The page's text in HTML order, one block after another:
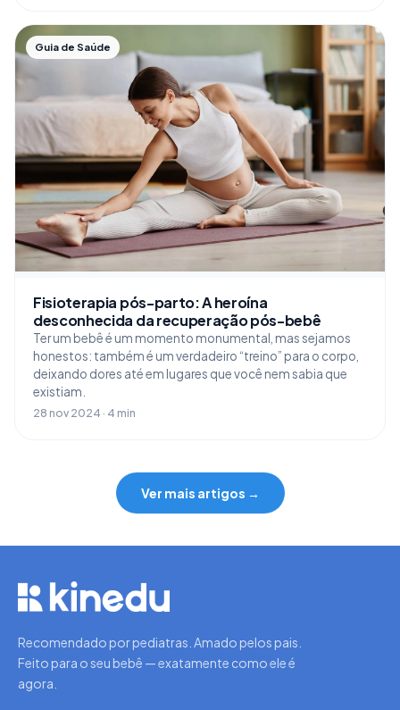
Guia de Saúde
Fisioterapia pós-parto: A heroína
desconhecida da recuperação pós-bebê
Ter um bebê é um momento monumental, mas sejamos
honestos: também é um verdadeiro “treino” para o corpo,
deixando dores até em lugares que você nem sabia que
existiam.
28 nov 2024 · 4 min
Ver mais artigos →
Recomendado por pediatras. Amado pelos pais.
Feito para o seu bebê — exatamente como ele é
agora.